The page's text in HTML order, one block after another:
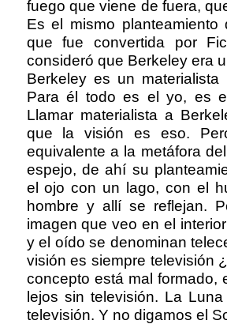
fuego que viene de fuera,
Es el mismo
que fue convertida por
consideró que Berkeley era
Berkeley es un
Para él todo es el yo, es
Llamar materialista a
que la visión es eso.
equivalente a la metáfora
espejo, de ahí su
el ojo con un lago, con el
hombre y allí se reflejan.
imagen que veo en el
y el oído se denominan
visión es siempre televisión
concepto está mal formado,
lejos sin televisión. La
televisión. Y no digamos el